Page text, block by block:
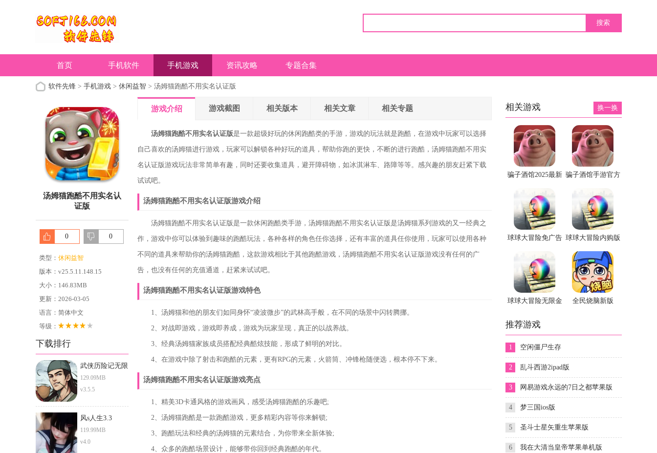
首页 手机软件 手机游戏 资讯攻略 专题合集
软件先锋 > 手机游戏 > 休闲益智 > 汤姆猫跑酷不用实名认证版
汤姆猫跑酷不用实名认
证版
0 0
类型： 休闲益智
版本：v25.5.11.148.15
大小：146.83MB
更新：2026-03-05
语言：简体中文
等级：
下载排行
武侠历险记无限
元宝版
129.09MB
v3.5.5
风s人生3.3
119.99MB
v4.0
游戏介绍 游戏截图 相关版本 相关文章 相关专题
汤姆猫跑酷不用实名认证版是一款超级好玩的休闲跑酷类的手游，游戏的玩法就是跑酷，在游戏中玩家可以选择
自己喜欢的汤姆猫进行游戏，玩家可以解锁各种好玩的道具，帮助你跑的更快，不断的进行跑酷，汤姆猫跑酷不用实
名认证版游戏玩法非常简单有趣，同时还要收集道具，避开障碍物，如冰淇淋车、路障等等。感兴趣的朋友赶紧下载
试试吧。
汤姆猫跑酷不用实名认证版游戏介绍
汤姆猫跑酷不用实名认证版是一款休闲跑酷类手游，汤姆猫跑酷不用实名认证版是汤姆猫系列游戏的又一经典之
作，游戏中你可以体验到趣味的跑酷玩法，各种各样的角色任你选择，还有丰富的道具任你使用，玩家可以使用各种
不同的道具来帮助你的汤姆猫跑酷，这款游戏相比于其他跑酷游戏，汤姆猫跑酷不用实名认证版游戏没有任何的广
告，也没有任何的充值通道，赶紧来试试吧。
汤姆猫跑酷不用实名认证版游戏特色
1、汤姆猫和他的朋友们如同身怀“凌波微步”的武林高手般，在不同的场景中闪转腾挪。
2、对战即游戏，游戏即养成，游戏为玩家呈现，真正的以战养战。
3、经典汤姆猫家族成员搭配经典酷炫技能，形成了鲜明的对比。
4、在游戏中除了射击和跑酷的元素，更有RPG的元素，火箭筒、冲锋枪随便选，根本停不下来。
汤姆猫跑酷不用实名认证版游戏亮点
1、精美3D卡通风格的游戏画风，感受汤姆猫跑酷的乐趣吧;
2、汤姆猫跑酷是一款跑酷游戏，更多精彩内容等你来解锁;
3、跑酷玩法和经典的汤姆猫的元素结合，为你带来全新体验;
4、众多的跑酷场景设计，能够带你回到经典跑酷的年代。
相关游戏 换一换
骗子酒馆2025最新 骗子酒馆手游官方
球球大冒险免广告 球球大冒险内购版
无限叶子
球球大冒险无限金
全民烧脑新版
推荐游戏
1 空闲僵尸生存
2 乱斗西游2ipad版
3 网易游戏永远的7日之都苹果版
4 梦三国ios版
5 圣斗士星矢重生苹果版
6 我在大清当皇帝苹果单机版